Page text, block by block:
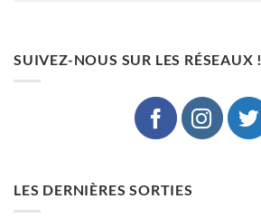
SUIVEZ-NOUS SUR LES RÉSEAUX !
LES DERNIÈRES SORTIES